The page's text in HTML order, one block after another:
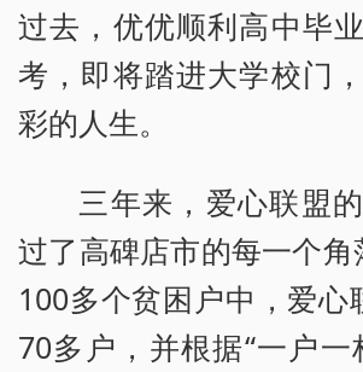
过去，优优顺利高中毕
考，即将踏进大学校门
彩的人生。
三年来，爱心联盟
过了高碑店市的每一个角
100多个贫困户中，爱心
70多户，并根据“一户一